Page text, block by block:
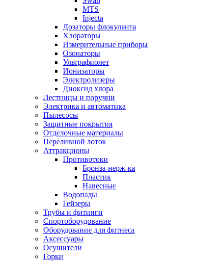
MTS
Injecta
Дозаторы флокулянта
Хлораторы
Измерительные приборы
Озонаторы
Ультрафиолет
Ионизаторы
Электролизеры
Диоксид хлора
Лестницы и поручни
Электрика и автоматика
Пылесосы
Защитные покрытия
Отделочные материалы
Переливной лоток
Аттракционы
Противотоки
Бронза-нерж-ка
Пластик
Навесные
Водопады
Гейзеры
Трубы и фитинги
Спортоборудование
Оборудование для фитнеса
Аксессуары
Осушители
Горки